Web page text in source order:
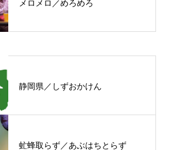
メロメロ／めろめろ
静岡県／しずおかけん
虻蜂取らず／あぶはちとらず